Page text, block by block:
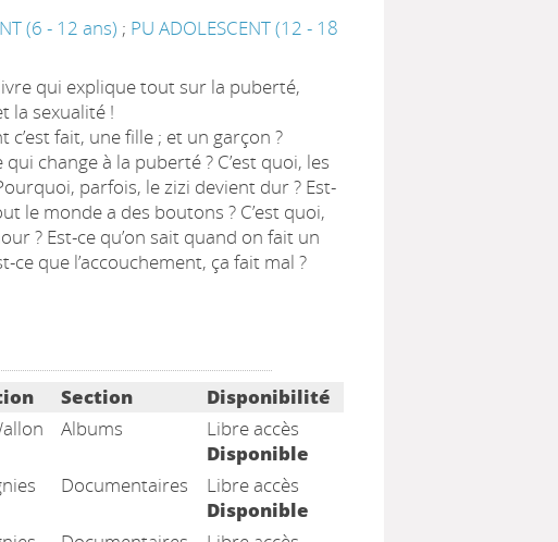
(6 - 12 ans) ; PU ADOLESCENT (12 - 18
qui explique tout sur la puberté,
la sexualité !
c’est fait, une fille ; et un garçon ?
qui change à la puberté ? C’est quoi, les
parfois, le zizi devient dur ? Est-
le monde a des boutons ? C’est quoi,
? Est-ce qu’on sait quand on fait un
ce que l’accouchement, ça fait mal ?
Section
Disponibilité
Albums
Libre accès
Disponible
Documentaires
Libre accès
Disponible